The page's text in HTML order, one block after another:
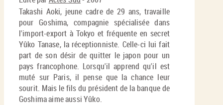
Takashi Aoki, jeune cadre de 29 ans, travaille
pour Goshima, compagnie spécialisée dans
l'import-export à Tokyo et fréquente en secret
Yûko Tanase, la réceptionniste. Celle-ci lui fait
part de son désir de quitter le japon pour un
pays francophone. Lorsqu'il apprend qu'il est
muté sur Paris, il pense que la chance leur
sourit. Mais le fils du président de la banque de
Goshima aime aussi Yûko.